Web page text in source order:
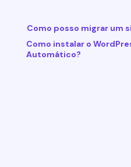
Como posso migrar um
Como instalar o
Automático?